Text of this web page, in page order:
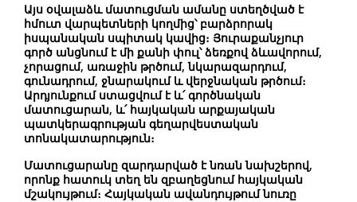
Այս օվալաձև մատուցման ամանը ստեղծված է
հմուտ վարպետների կողմից՝ բարձրորակ
իսպանական սպիտակ կավից։ Յուրաքանչյուր
գործ անցնում է մի քանի փուլ՝ ձեռքով ձևավորում,
չորացում, առաջին թրծում, նկարազարդում,
գունադրում, ջնարակում և վերջնական թրծում։
Արդյունքում ստացվում է և՛ գործնական
մատուցարան, և՛ հայկական արքայական
պատկերագրության գեղարվեստական
տոնակատարություն։
Մատուցարանը զարդարված է նռան նախշերով,
որոնք հատուկ տեղ են զբաղեցնում հայկական
մշակույթում։ Հայկական ավանդույթում նուռը